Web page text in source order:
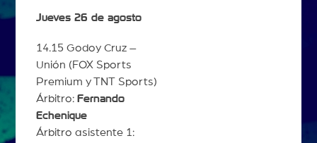
Jueves 26 de agosto
14.15 Godoy Cruz –
Unión (FOX Sports
Premium y TNT Sports)
Árbitro: Fernando
Echenique
Árbitro asistente 1: